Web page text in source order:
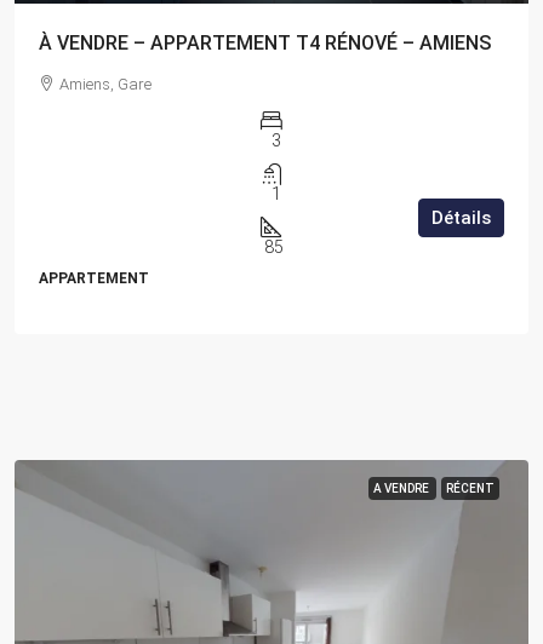
À VENDRE – APPARTEMENT T4 RÉNOVÉ – AMIENS
Amiens, Gare
3
1
85
APPARTEMENT
Détails
A VENDRE RÉCENT